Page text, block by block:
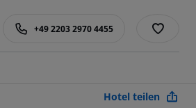
+49 2203 2970 4455
Hotel teilen